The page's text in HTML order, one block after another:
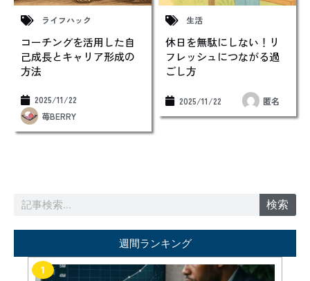
ライフハック
コーチングを活用した自
己成長とキャリア形成の
方法
2025/11/22
苺BERRY
生活
休日を無駄にしない！リ
フレッシュにつながる過
ごし方
2025/11/22 匿名
検
検索
週間ランキング
1